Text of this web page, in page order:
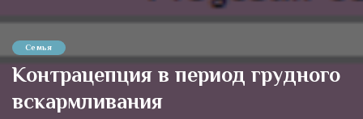
Семья
Контрацепция в период грудного
вскармливания